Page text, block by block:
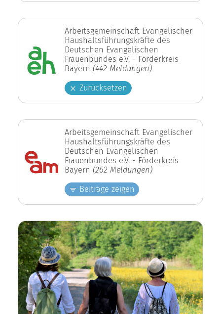
Arbeitsgemeinschaft Evangelischer
Haushaltsführungskräfte des
Deutschen Evangelischen
Frauenbundes e.V. - Förderkreis
Bayern (442 Meldungen)
Zurücksetzen
Arbeitsgemeinschaft Evangelischer
Haushaltsführungskräfte des
Deutschen Evangelischen
Frauenbundes e.V. - Förderkreis
Bayern (262 Meldungen)
Beiträge zeigen